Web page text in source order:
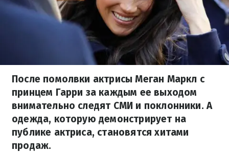
После помолвки актрисы Меган Маркл с
принцем Гарри за каждым ее выходом
внимательно следят СМИ и поклонники. А
одежда, которую демонстрирует на
публике актриса, становятся хитами
продаж.